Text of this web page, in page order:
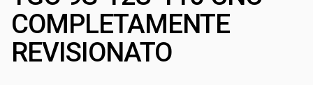
COMPLETAMENTE
REVISIONATO